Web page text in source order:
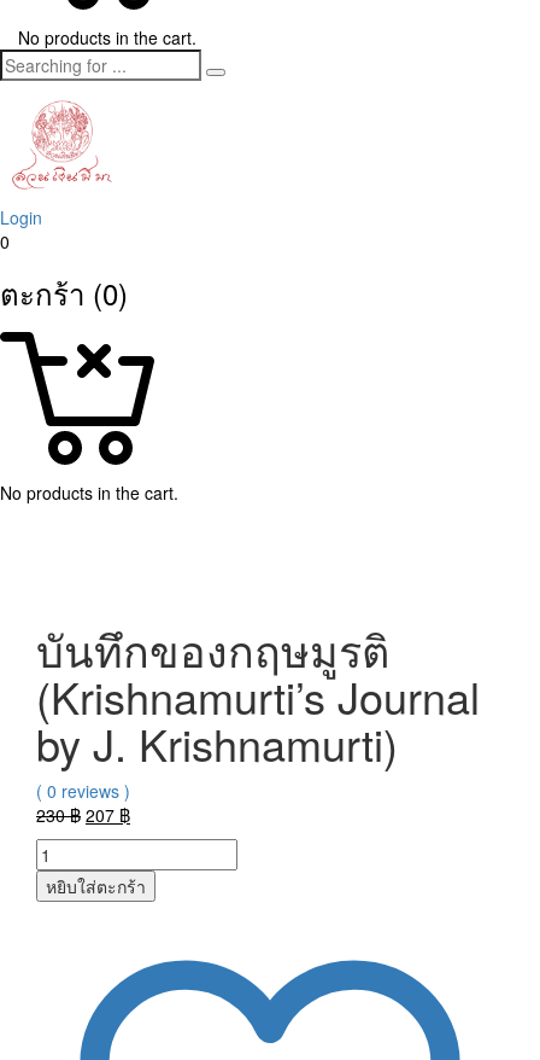
No products in the cart.
Login
0
ตะกร้า (0)
No products in the cart.
บันทึกของกฤษมูรติ
(Krishnamurti’s Journal
by J. Krishnamurti)
( 0 reviews )
230฿ Original
price
230 ฿.
207 ฿Current
price
207 ฿.
หยิบใส่ตะกร้า